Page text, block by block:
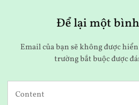
Để lại một
Email của bạn sẽ không được
trường bắt buộc được